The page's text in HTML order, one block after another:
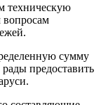
техническую
вопросам
сумму
предоставить